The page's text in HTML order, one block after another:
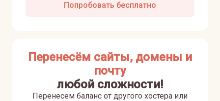
Попробовать бесплатно
Перенесём сайты, домены и
почту
любой сложности!
Перенесем баланс от другого хостера или